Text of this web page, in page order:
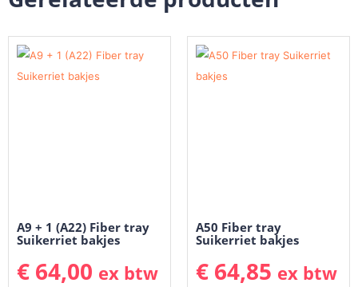
A9 + 1 (A22) Fiber tray
Suikerriet bakjes
€ 64,00 ex btw
A50 Fiber tray
Suikerriet bakjes
€ 64,85 ex btw